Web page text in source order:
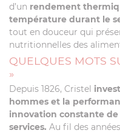
d’un rendement
température durant le
tout en douceur qui
nutritionnelles des
QUELQUES MOTS
»
Depuis 1826, Cristel
hommes et la
innovation constante de
services. Au fil des